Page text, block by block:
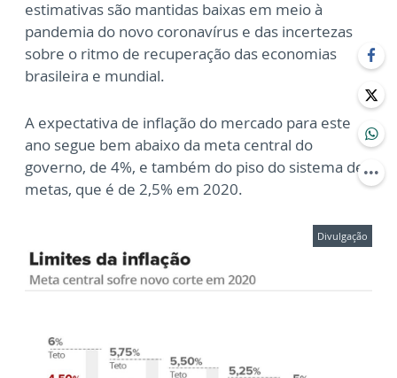
estimativas são mantidas baixas em meio à
pandemia do novo coronavírus e das incertezas
sobre o ritmo de recuperação das economias
brasileira e mundial.
A expectativa de inflação do mercado para este
ano segue bem abaixo da meta central do
governo, de 4%, e também do piso do sistema de
metas, que é de 2,5% em 2020.
Divulgação